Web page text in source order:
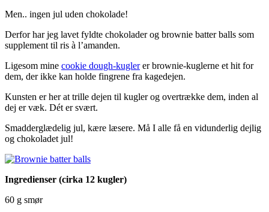
Men.. ingen jul uden chokolade!
Derfor har jeg lavet fyldte chokolader og brownie batter balls som
supplement til ris à l’amanden.
Ligesom mine cookie dough-kuglerer brownie-kuglerne et hit for
dem, der ikke kan holde fingrene fra kagedejen.
Kunsten er her at trille dejen til kugler og overtrække dem, inden al
dej er væk. Dét er svært.
Smadderglædelig jul, kære læsere. Må I alle få en vidunderlig dejlig
og chokoladet jul!
Ingredienser (cirka 12 kugler)
60 g smør